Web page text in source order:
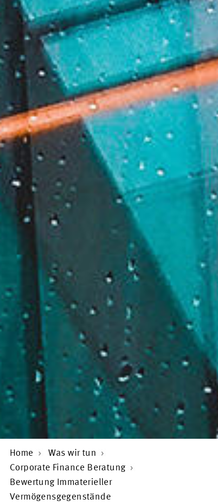
Home
Was wir tun
Corporate Finance Beratung
Bewertung Immaterieller
Vermögensgegenstände